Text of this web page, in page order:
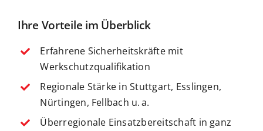
Ihre Vorteile im Überblick
Erfahrene Sicherheitskräfte mit
Werkschutzqualifikation
Regionale Stärke in Stuttgart, Esslingen,
Nürtingen, Fellbach u. a.
Überregionale Einsatzbereitschaft in ganz